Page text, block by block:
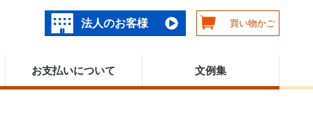
法人のお客様 買い物かご
お支払いについて 文例集